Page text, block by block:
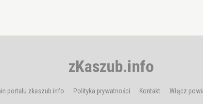
zKaszub.info
portalu zkaszub.info Polityka prywatności Kontakt Włącz